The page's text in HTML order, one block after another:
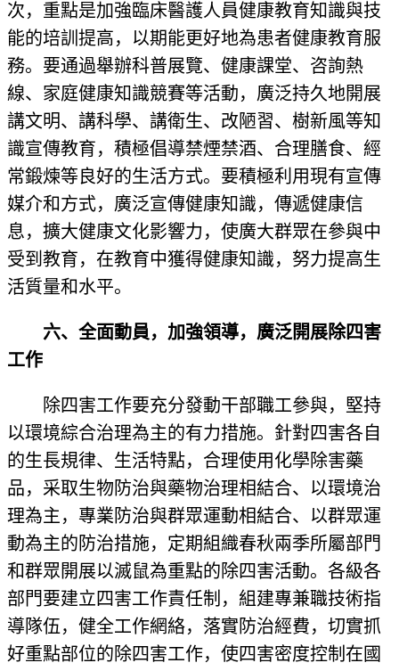
次，重點是加強臨床醫護人員健康教育知識與技
能的培訓提高，以期能更好地為患者健康教育服
務。要通過舉辦科普展覽、健康課堂、咨詢熱
線、家庭健康知識競賽等活動，廣泛持久地開展
講文明、講科學、講衛生、改陋習、樹新風等知
識宣傳教育，積極倡導禁煙禁酒、合理膳食、經
常鍛煉等良好的生活方式。要積極利用現有宣傳
媒介和方式，廣泛宣傳健康知識，傳遞健康信
息，擴大健康文化影響力，使廣大群眾在參與中
受到教育，在教育中獲得健康知識，努力提高生
活質量和水平。
六、全面動員，加強領導，廣泛開展除四害
工作
除四害工作要充分發動干部職工參與，堅持
以環境綜合治理為主的有力措施。針對四害各自
的生長規律、生活特點，合理使用化學除害藥
品，采取生物防治與藥物治理相結合、以環境治
理為主，專業防治與群眾運動相結合、以群眾運
動為主的防治措施，定期組織春秋兩季所屬部門
和群眾開展以滅鼠為重點的除四害活動。各級各
部門要建立四害工作責任制，組建專兼職技術指
導隊伍，健全工作網絡，落實防治經費，切實抓
好重點部位的除四害工作，使四害密度控制在國